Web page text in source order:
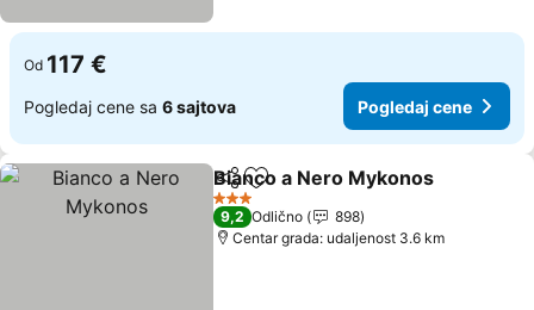
Od 117 €
Pogledaj cene sa 6 sajtova Pogledaj cene
Deli Dodati u favorite
Bianco a Nero Mykonos
3 Zvezdice
9,2 Odlično
898
Centar grada: udaljenost 3.6 km